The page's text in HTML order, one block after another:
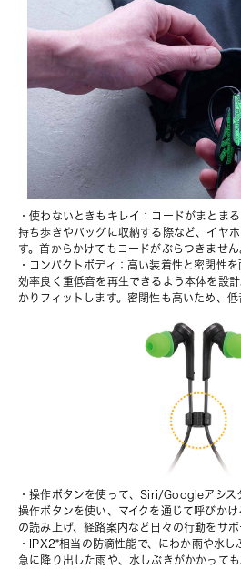
・使わないときもキレイ：コードがまとま
持ち歩きやバッグに収納する際など、イヤ
す。首からかけてもコードがぶらつきません
・コンパクトボディ：高い装着性と密閉性を
効率良く重低音を再生できるよう本体を設
かりフィットします。密閉性も高いため、低
・操作ボタンを使って、Siri/Googleアシ
操作ボタンを使い、マイクを通じて呼びか
の読み上げ、経路案内など日々の行動をサポ
・IPX2*相当の防滴性能で、にわか雨や水し
急に降り出した雨や、水しぶきがかかって